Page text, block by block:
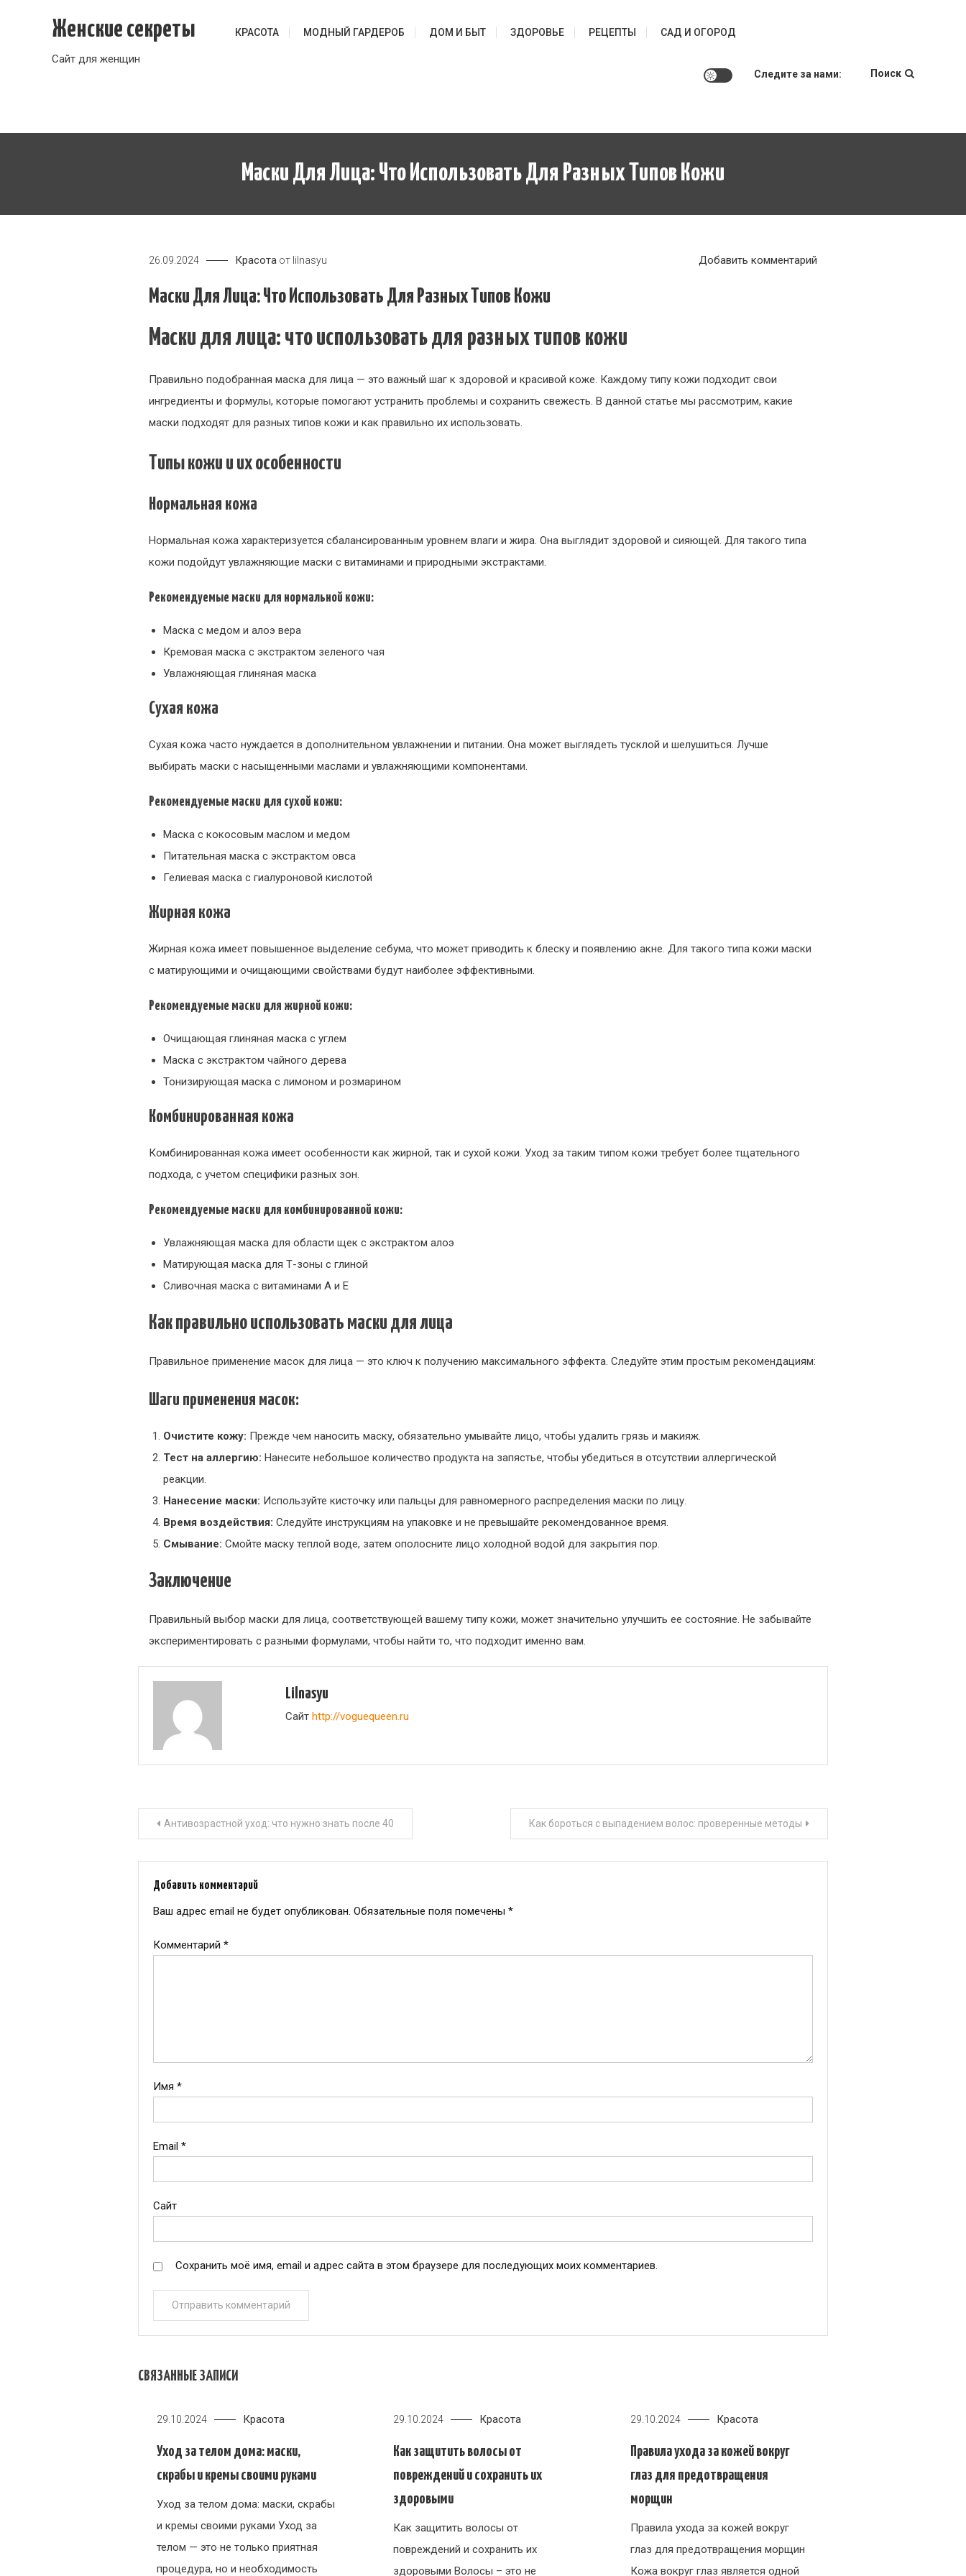
Женские секреты
Сайт для женщин
КРАСОТА МОДНЫЙ ГАРДЕРОБ ДОМ И БЫТ ЗДОРОВЬЕ РЕЦЕПТЫ САД И ОГОРОД
Следите за нами: Поиск
Маски Для Лица: Что Использовать Для Разных Типов Кожи
26.09.2024 Красота от lilnasyu Добавить комментарий
Маски Для Лица: Что Использовать Для Разных Типов Кожи
Маски для лица: что использовать для разных типов кожи
Правильно подобранная маска для лица — это важный шаг к здоровой и красивой коже. Каждому типу кожи подходит свои
ингредиенты и формулы, которые помогают устранить проблемы и сохранить свежесть. В данной статье мы рассмотрим, какие
маски подходят для разных типов кожи и как правильно их использовать.
Типы кожи и их особенности
Нормальная кожа
Нормальная кожа характеризуется сбалансированным уровнем влаги и жира. Она выглядит здоровой и сияющей. Для такого типа
кожи подойдут увлажняющие маски с витаминами и природными экстрактами.
Рекомендуемые маски для нормальной кожи:
Маска с медом и алоэ вера
Кремовая маска с экстрактом зеленого чая
Увлажняющая глиняная маска
Сухая кожа
Сухая кожа часто нуждается в дополнительном увлажнении и питании. Она может выглядеть тусклой и шелушиться. Лучше
выбирать маски с насыщенными маслами и увлажняющими компонентами.
Рекомендуемые маски для сухой кожи:
Маска с кокосовым маслом и медом
Питательная маска с экстрактом овса
Гелиевая маска с гиалуроновой кислотой
Жирная кожа
Жирная кожа имеет повышенное выделение себума, что может приводить к блеску и появлению акне. Для такого типа кожи маски
с матирующими и очищающими свойствами будут наиболее эффективными.
Рекомендуемые маски для жирной кожи:
Очищающая глиняная маска с углем
Маска с экстрактом чайного дерева
Тонизирующая маска с лимоном и розмарином
Комбинированная кожа
Комбинированная кожа имеет особенности как жирной, так и сухой кожи. Уход за таким типом кожи требует более тщательного
подхода, с учетом специфики разных зон.
Рекомендуемые маски для комбинированной кожи:
Увлажняющая маска для области щек с экстрактом алоэ
Матирующая маска для Т-зоны с глиной
Сливочная маска с витаминами A и E
Как правильно использовать маски для лица
Правильное применение масок для лица — это ключ к получению максимального эффекта. Следуйте этим простым рекомендациям:
Шаги применения масок:
Очистите кожу: Прежде чем наносить маску, обязательно умывайте лицо, чтобы удалить грязь и макияж.
Тест на аллергию: Нанесите небольшое количество продукта на запястье, чтобы убедиться в отсутствии аллергической
реакции.
Нанесение маски: Используйте кисточку или пальцы для равномерного распределения маски по лицу.
Время воздействия: Следуйте инструкциям на упаковке и не превышайте рекомендованное время.
Смывание: Смойте маску теплой воде, затем ополосните лицо холодной водой для закрытия пор.
Заключение
Правильный выбор маски для лица, соответствующей вашему типу кожи, может значительно улучшить ее состояние. Не забывайте
экспериментировать с разными формулами, чтобы найти то, что подходит именно вам.
Lilnasyu
Сайт http://voguequeen.ru
Навигация
по
записям
Антивозрастной уход: что нужно знать после 40 Как бороться с выпадением волос: проверенные методы
Добавить комментарий
Ваш адрес email не будет опубликован. Обязательные поля помечены *
Комментарий *
Имя *
Email *
Сайт
Сохранить моё имя, email и адрес сайта в этом браузере для последующих моих комментариев.
СВЯЗАННЫЕ ЗАПИСИ
29.10.2024 Красота
Уход за телом дома: маски,
скрабы и кремы своими руками
Уход за телом дома: маски, скрабы
и кремы своими руками Уход за
телом — это не только приятная
процедура, но и необходимость
29.10.2024 Красота
Как защитить волосы от
повреждений и сохранить их
здоровыми
Как защитить волосы от
повреждений и сохранить их
здоровыми Волосы – это не
29.10.2024 Красота
Правила ухода за кожей вокруг
глаз для предотвращения
морщин
Правила ухода за кожей вокруг
глаз для предотвращения морщин
Кожа вокруг глаз является одной